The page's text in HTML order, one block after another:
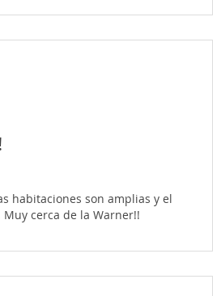
habitaciones son amplias y el
cerca de la Warner!!